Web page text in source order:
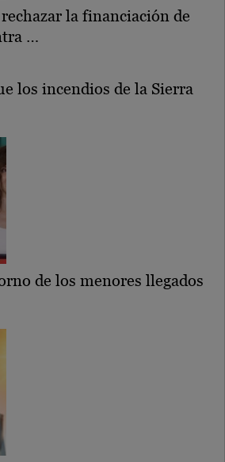
la financiación de
…
los incendios de la Sierra
de los menores llegados